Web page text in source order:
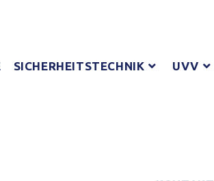
SICHERHEITSTECHNIK UVV